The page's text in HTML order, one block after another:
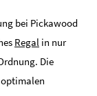
bei Pickawood
Regal in nur
Die